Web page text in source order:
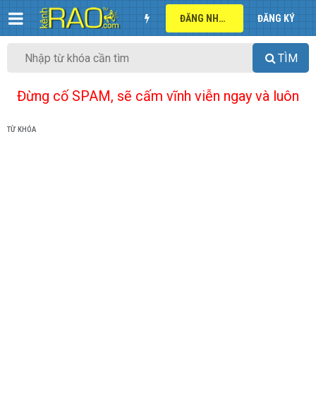
ĐĂNG NHẬP ĐĂNG KÝ
TÌM
Đừng cố SPAM, sẽ cấm vĩnh viễn ngay và luôn
TỪ KHÓA